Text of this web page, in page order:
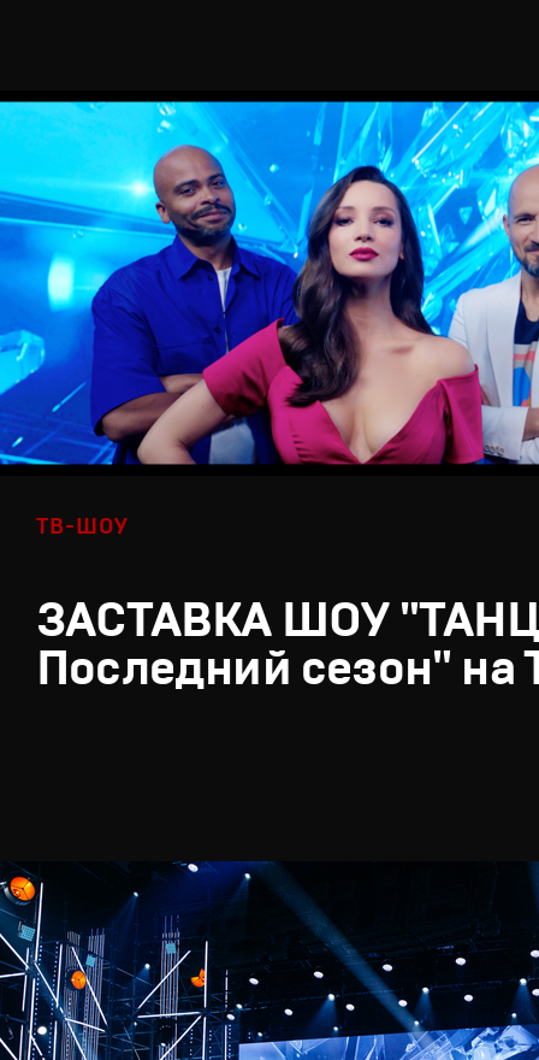
ТВ-ШОУ
ЗАСТАВКА ШОУ
Последний сезон" на